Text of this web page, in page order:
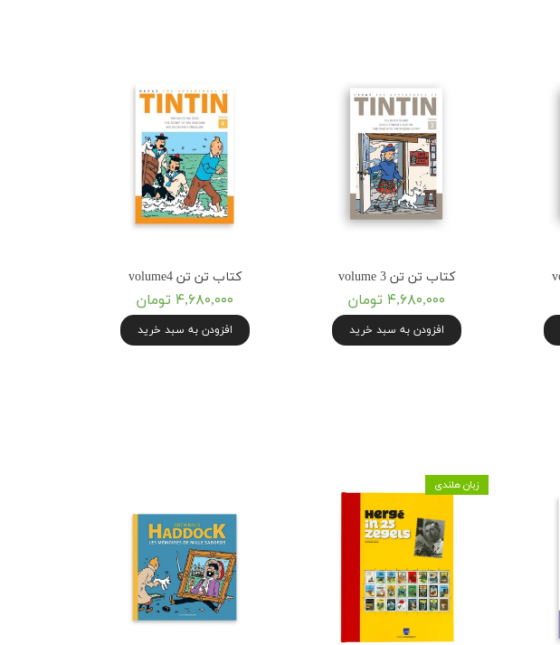
کتاب تن تن volume 3
۴,۶۸۰,۰۰۰ تومان
افزودن به سبد خرید
کتاب تن تن volume4
۴,۶۸۰,۰۰۰ تومان
افزودن به سبد خرید
زبان هلندی